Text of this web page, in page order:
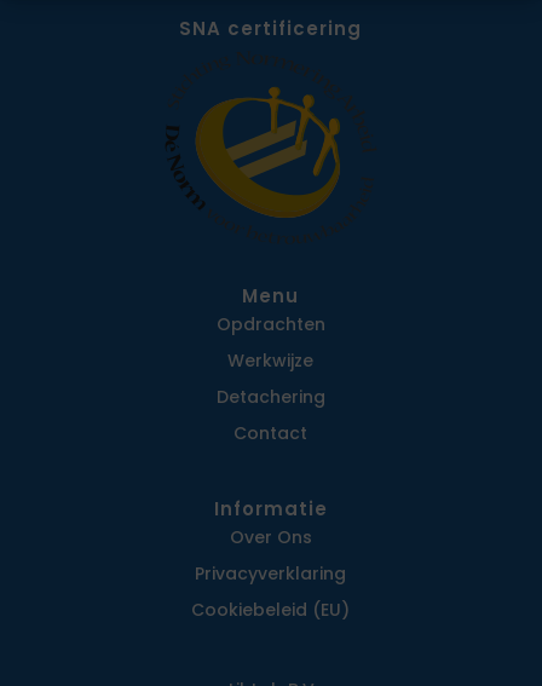
SNA certificering
Menu
Opdrachten
Werkwijze
Detachering
Contact
Informatie
Over Ons
Privacy­verklaring
Cookiebeleid (EU)